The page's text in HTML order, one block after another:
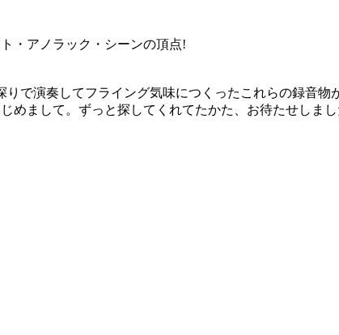
・アノラック・シーンの頂点!
で演奏してフライング気味につくったこれらの録音
めまして。ずっと探してくれてたかた、お待たせしま